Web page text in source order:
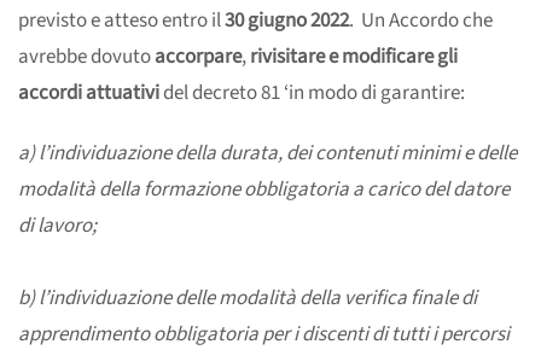
previsto e atteso entro il30 giugno 2022. Un Accordo che
avrebbe dovutoaccorpare,rivisitare e modificare gli
accordi attuatividel decreto 81 ‘in modo di garantire:
a) l’individuazione della durata, dei contenuti minimi e delle
modalità della formazione obbligatoria a carico del datore
di lavoro;
b) l’individuazione delle modalità della verifica finale di
apprendimento obbligatoria per i discenti di tutti i percorsi